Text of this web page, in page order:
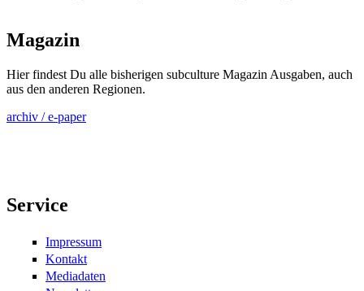
Magazin
Hier findest Du alle bisherigen subculture Magazin Ausgaben, auch
aus den anderen Regionen.
archiv / e-paper
Service
Impressum
Kontakt
Mediadaten